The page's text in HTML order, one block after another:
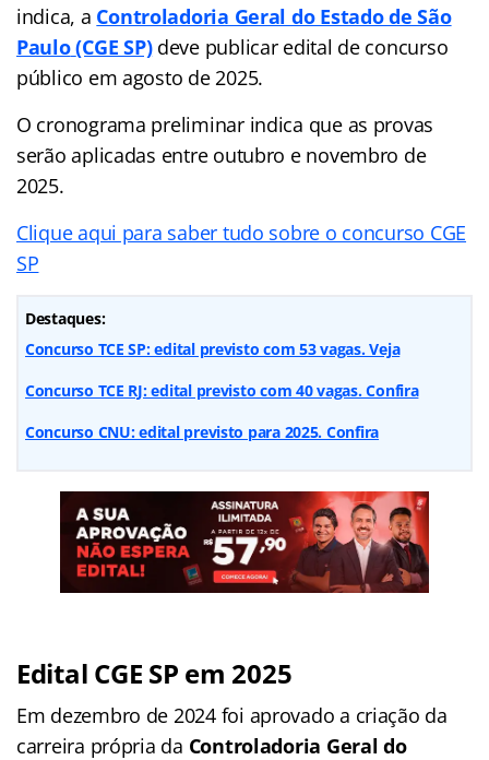
indica, a Controladoria Geral do Estado de São
Paulo(CGE SP)deve publicar edital de concurso
público em agosto de 2025.
O cronograma preliminar indica que as provas
serão aplicadas entre outubro e novembro de
2025.
Clique aqui para saber tudo sobre o concurso CGE
SP
Destaques:
Concurso TCE SP: edital previsto com 53 vagas. Veja
Concurso TCE RJ: edital previsto com 40 vagas. Confira
Concurso CNU: edital previsto para 2025. Confira
Edital CGE SP em 2025
Em dezembro de 2024 foi aprovado a criação da
carreira própria da Controladoria Geral do